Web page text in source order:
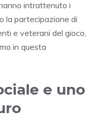
intrattenuto i
la partecipazione di
e veterani del gioco,
in questa
e uno